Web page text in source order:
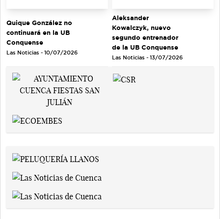
Quique González no
continuará en la UB
Conquense
Las Noticias - 10/07/2026
Aleksander
Kowalczyk, nuevo
segundo entrenador
de la UB Conquense
Las Noticias - 13/07/2026